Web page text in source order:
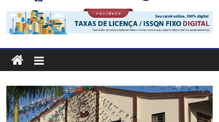
Prefeitura
Estância
Turística
Guaratinguetá
Prefeitura